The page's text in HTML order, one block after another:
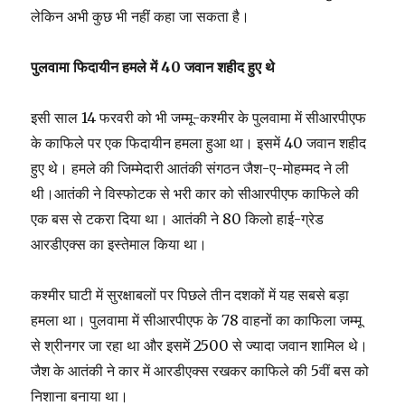
लेकिन अभी कुछ भी नहीं कहा जा सकता है।
पुलवामा फिदायीन हमले में 40 जवान शहीद हुए थे
इसी साल 14 फरवरी को भी जम्मू-कश्मीर के पुलवामा में सीआरपीएफ
के काफिले पर एक फिदायीन हमला हुआ था। इसमें 40 जवान शहीद
हुए थे। हमले की जिम्मेदारी आतंकी संगठन जैश-ए-मोहम्मद ने ली
थी।आतंकी ने विस्फोटक से भरी कार को सीआरपीएफ काफिले की
एक बस से टकरा दिया था। आतंकी ने 80 किलो हाई-ग्रेड
आरडीएक्स का इस्तेमाल किया था।
कश्मीर घाटी में सुरक्षाबलों पर पिछले तीन दशकों में यह सबसे बड़ा
हमला था। पुलवामा में सीआरपीएफ के 78 वाहनों का काफिला जम्मू
से श्रीनगर जा रहा था और इसमें 2500 से ज्यादा जवान शामिल थे।
जैश के आतंकी ने कार में आरडीएक्स रखकर काफिले की 5वीं बस को
निशाना बनाया था।